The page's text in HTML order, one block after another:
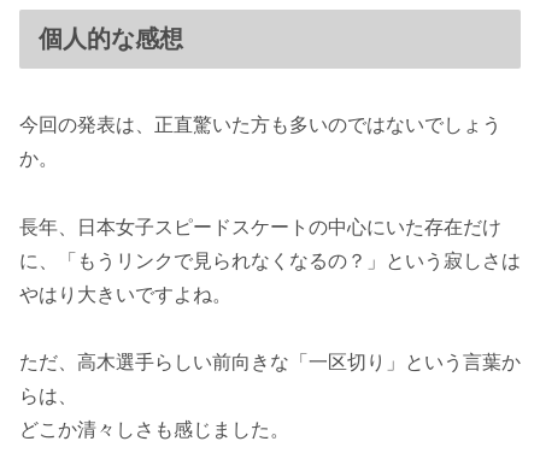
個人的な感想
今回の発表は、正直驚いた方も多いのではないでしょう
か。
長年、日本女子スピードスケートの中心にいた存在だけ
に、「もうリンクで見られなくなるの？」という寂しさは
やはり大きいですよね。
ただ、高木選手らしい前向きな「一区切り」という言葉か
らは、
どこか清々しさも感じました。